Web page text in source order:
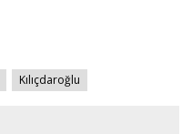
Kılıçdaroğlu